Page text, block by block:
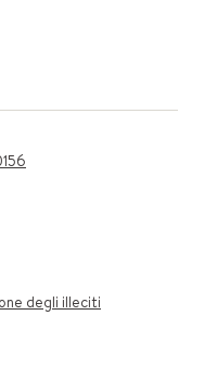
degli illeciti